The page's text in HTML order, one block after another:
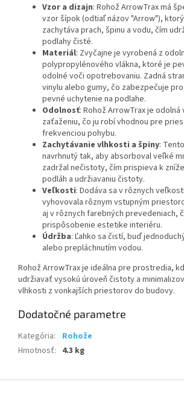
Vzor a dizajn: Rohož ArrowTrax má
vzor šípok (odtiaľ názov "Arrow"),
zachytáva prach, špinu a vodu, čím
podlahy čisté.
Materiál: Zvyčajne je vyrobená z
polypropylénového vlákna, ktoré je
odolné voči opotrebovaniu. Zadná
vinylu alebo gumy, čo zabezpečuje
pevné uchytenie na podlahe.
Odolnosť: Rohož ArrowTrax je
zaťaženiu, čo ju robí vhodnou pre
frekvenciou pohybu.
Zachytávanie vlhkosti a špiny:
navrhnutý tak, aby absorboval veľké
zadržal nečistoty, čím prispieva k
podláh a udržiavaniu čistoty.
Veľkosti: Dodáva sa v rôznych
vyhovovala rôznym vstupným
aj v rôznych farebných prevedeniach,
prispôsobenie estetike interiéru.
Údržba: Ľahko sa čistí, buď
alebo prepláchnutím vodou.
Rohož ArrowTrax je ideálna pre prostredia,
udržiavať vysokú úroveň čistoty a
vlhkosti z vonkajších priestorov do budovy.
Dodatočné parametre
Kategória:
Rohože
Hmotnosť: 4.3 kg